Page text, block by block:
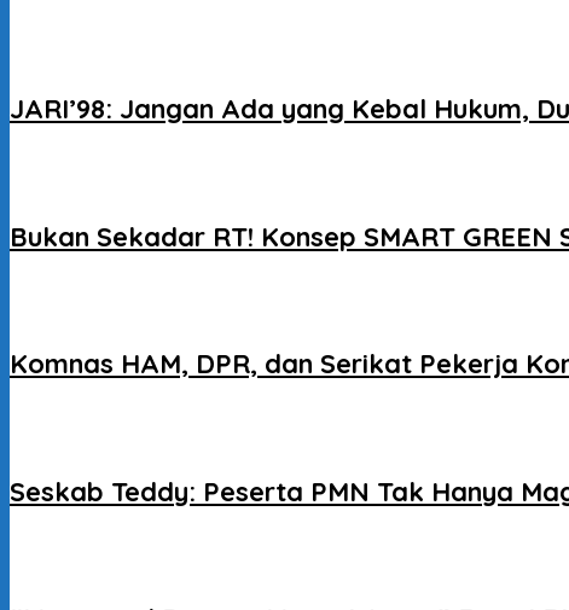
JARI’98: Jangan Ada yang Kebal Hukum,
Bukan Sekadar RT! Konsep SMART
Komnas HAM, DPR, dan Serikat Pekerja
Seskab Teddy: Peserta PMN Tak Hanya